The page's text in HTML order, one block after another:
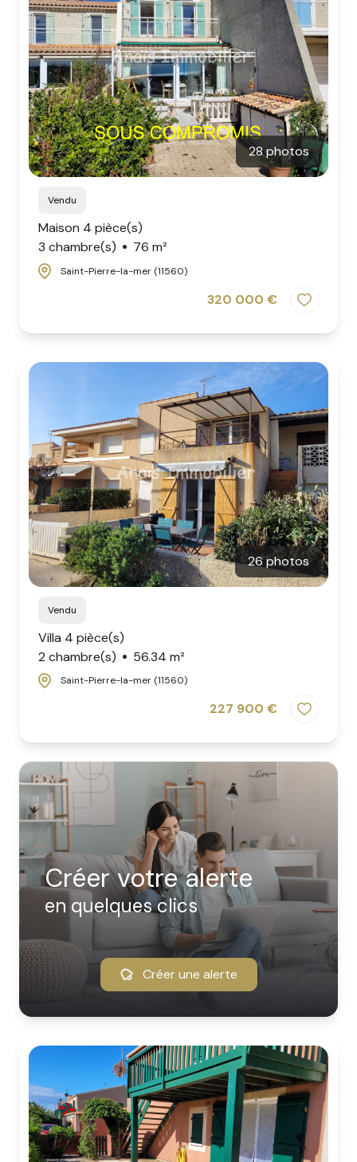
agences
Avis
Google
28 photos
Vendu
Maison 4 pièce(s)
3 chambre(s)
76 m²
Saint-Pierre-la-mer (11560)
320 000 €
26 photos
Vendu
Villa 4 pièce(s)
2 chambre(s)
56.34 m²
Saint-Pierre-la-mer (11560)
227 900 €
créer votre alerte
en quelques clics
Créer une alerte